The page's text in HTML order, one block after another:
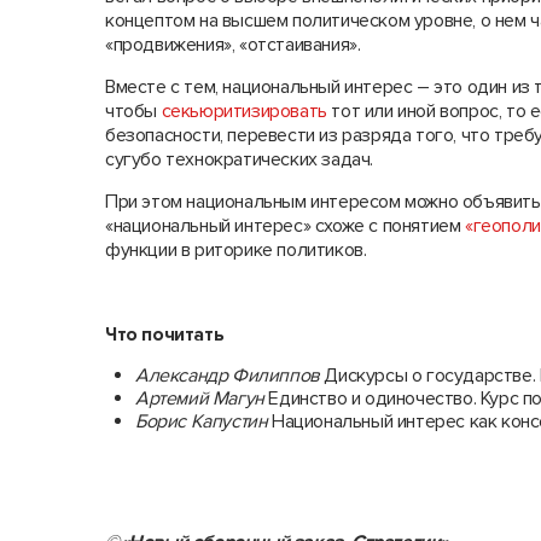
концептом на высшем политическом уровне, о нем
«продвижения», «отстаивания».
Вместе с тем, национальный интерес – это один
чтобы секьюритизировать тот или иной вопрос, то
безопасности, перевести из разряда того, что
сугубо технократических задач.
При этом национальным интересом можно
«национальный интерес» схоже с понятием
функции в риторике политиков.
Что почитать
Александр ФилипповДискурсы о
Артемий МагунЕдинство и одиночество. Курс
Борис КапустинНациональный интерес как